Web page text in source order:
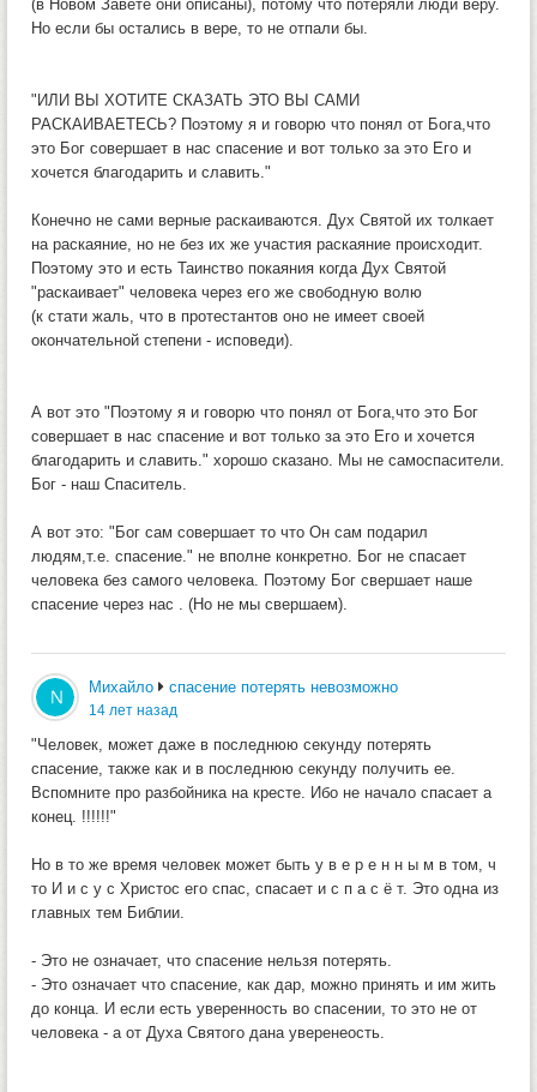
(в Новом Завете они описаны), потому что потеряли люди веру.
Но если бы остались в вере, то не отпали бы.
"ИЛИ ВЫ ХОТИТЕ СКАЗАТЬ ЭТО ВЫ САМИ
РАСКАИВАЕТЕСЬ? Поэтому я и говорю что понял от Бога,что
это Бог совершает в нас спасение и вот только за это Его и
хочется благодарить и славить."
Конечно не сами верные раскаиваются. Дух Святой их толкает
на раскаяние, но не без их же участия раскаяние происходит.
Поэтому это и есть Таинство покаяния когда Дух Святой
"раскаивает" человека через его же свободную волю
(к стати жаль, что в протестантов оно не имеет своей
окончательной степени - исповеди).
А вот это "Поэтому я и говорю что понял от Бога,что это Бог
совершает в нас спасение и вот только за это Его и хочется
благодарить и славить." хорошо сказано. Мы не самоспасители.
Бог - наш Спаситель.
А вот это: "Бог сам совершает то что Он сам подарил
людям,т.е. спасение." не вполне конкретно. Бог не спасает
человека без самого человека. Поэтому Бог свершает наше
спасение через нас . (Но не мы свершаем).
Михайло спасение потерять невозможно
14 лет назад
"Человек, может даже в последнюю секунду потерять
спасение, также как и в последнюю секунду получить ее.
Вспомните про разбойника на кресте. Ибо не начало спасает а
конец. !!!!!!"
Но в то же время человек может быть у в е р е н н ы м в том, ч
то И и с у с Христос его спас, спасает и с п а с ё т. Это одна из
главных тем Библии.
- Это не означает, что спасение нельзя потерять.
- Это означает что спасение, как дар, можно принять и им жить
до конца. И если есть уверенность во спасении, то это не от
человека - а от Духа Святого дана уверенеость.